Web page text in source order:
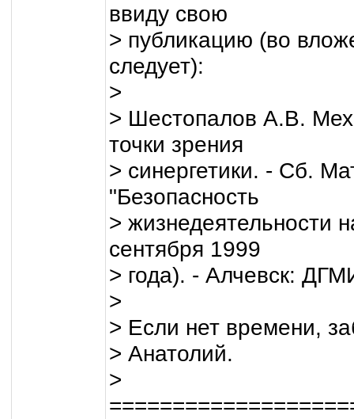
ввиду свою
> публикацию (во
следует):
>
> Шестопалов А.В.
точки зрения
> синергетики. - Сб.
"Безопасность
> жизнедеятельности
сентября 1999
> года). - Алчевск:
>
> Если нет времени,
> Анатолий.
>